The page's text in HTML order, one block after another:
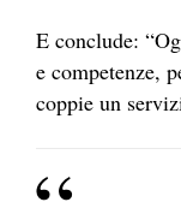
E conclude:
e competenze,
coppie un